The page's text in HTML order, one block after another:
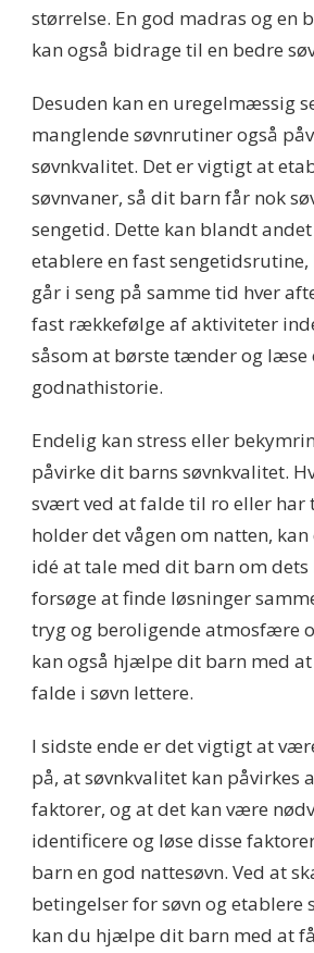
størrelse. En god madras og en
kan også bidrage til en bedre
Desuden kan en uregelmæssig
manglende søvnrutiner også
søvnkvalitet. Det er vigtigt at
søvnvaner, så dit barn får nok
sengetid. Dette kan blandt
etablere en fast
går i seng på samme tid hver
fast rækkefølge af aktiviteter
såsom at børste tænder og læse
godnathistorie.
Endelig kan stress eller
påvirke dit barns søvnkvalitet.
svært ved at falde til ro eller har
holder det vågen om natten,
idé at tale med dit barn om
forsøge at finde løsninger
tryg og beroligende atmosfære
kan også hjælpe dit barn med
falde i søvn lettere.
I sidste ende er det vigtigt at
på, at søvnkvalitet kan påvirkes
faktorer, og at det kan være
identificere og løse disse
barn en god nattesøvn. Ved at
betingelser for søvn og etablere
kan du hjælpe dit barn med at